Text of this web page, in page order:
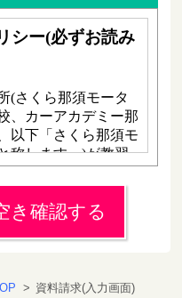
き確認する
> 資料請求(入力画面)